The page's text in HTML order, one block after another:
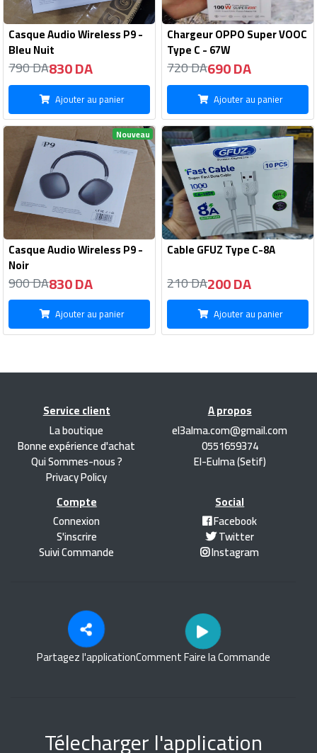
Casque Audio Wireless P9 -
Bleu Nuit
790 DA830 DA
Ajouter au panier
Chargeur OPPO Super VOOC
Type C - 67W
720 DA690 DA
Ajouter au panier
Nouveau
Casque Audio Wireless P9 -
Noir
900 DA830 DA
Ajouter au panier
Cable GFUZ Type C-8A
210 DA200 DA
Ajouter au panier
Service client
La boutique
Bonne expérience d'achat
Qui Sommes-nous ?
Privacy Policy
A propos
el3alma.com@gmail.com
0551659374
El-Eulma (Setif)
Compte
Connexion
S'inscrire
Suivi Commande
Social
Facebook
Twitter
Instagram
Partagez l'applicationComment Faire la Commande
Télecharger l'application